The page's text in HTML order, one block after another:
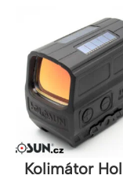
Kolimátor